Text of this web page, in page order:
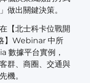
做出關鍵決策。
【北士科卡位戰開
】Webinar 中所
數據平台實例，
群、商圈、交通與
機。